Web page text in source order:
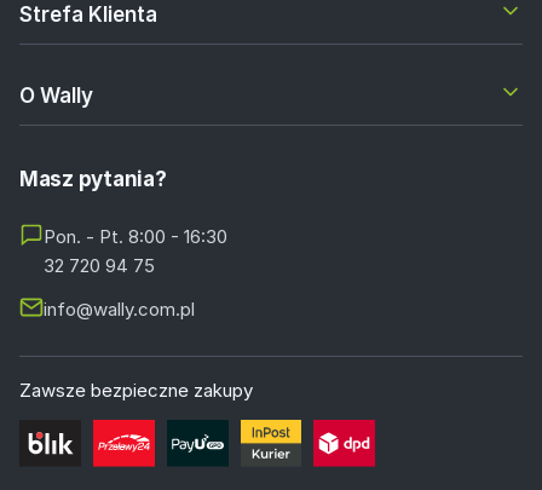
Strefa Klienta
O Wally
Masz pytania?
Pon. - Pt. 8:00 - 16:30
32 720 94 75
info@wally.com.pl
Zawsze bezpieczne zakupy